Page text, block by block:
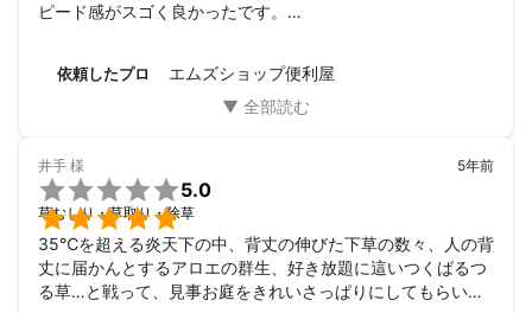
私達が面倒なことや分からないことを引き受け
・　どんな小さなことでも丁寧に対応してくれるとこ
ろなどです。
こちらも是非お読みください。
エムズショップ便利屋が選ばれる３つの理由
ピード感がスゴく良かったです。
依頼したプロ エムズショップ便利屋
井手 様


5.0
草むしり・草取り・除草
5年前
35℃を超える炎天下の中、背丈の伸びた下草の数々、人の背
丈に届かんとするアロエの群生、好き放題に這いつくばるつ
る草…と戦って、見事お庭をきれいさっぱりにしてもらいま